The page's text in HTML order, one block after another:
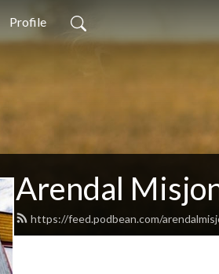
Profile
Arendal
https://feed.podbean.com/